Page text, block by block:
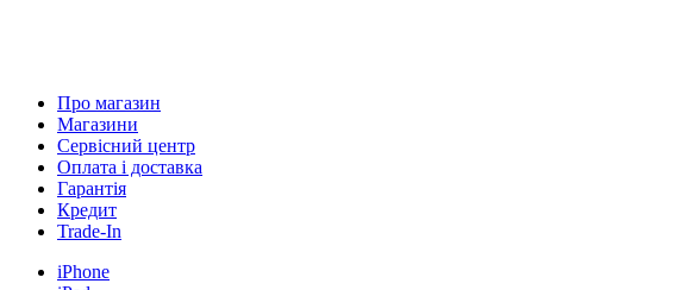
Про магазин
Магазини
Сервісний центр
Оплата і доставка
Гарантія
Кредит
Trade-In
iPhone